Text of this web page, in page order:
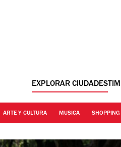
EXPLORAR CIUDADES
ARTE Y CULTURA MUSICA SHOPPING